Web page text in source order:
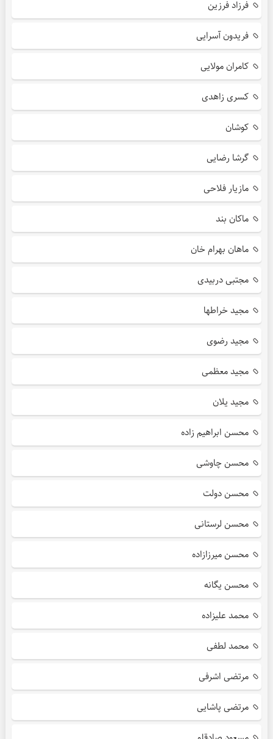
فرزاد فرزین
فریدون آسرایی
کامران مولایی
کسری زاهدی
کوشان
گرشا رضایی
مازیار فلاحی
ماکان بند
ماهان بهرام خان
مجتبی دربیدی
مجید خراطها
مجید رضوی
مجید معظمی
مجید یلان
محسن ابراهیم زاده
محسن چاوشی
محسن دولت
محسن لرستانی
محسن میرزازاده
محسن یگانه
محمد علیزاده
محمد لطفی
مرتضی اشرفی
مرتضی پاشایی